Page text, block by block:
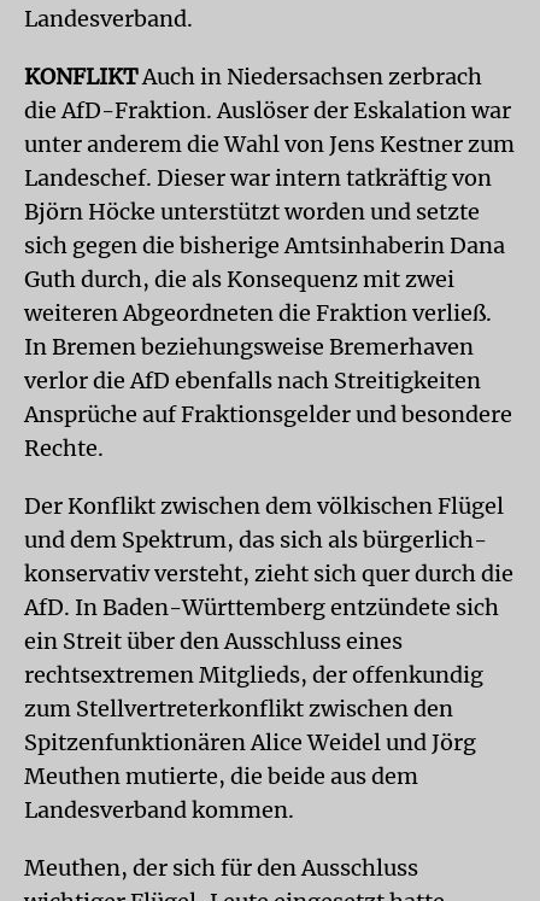
Landesverband.
KONFLIKTAuch in Niedersachsen zerbrach
die AfD-Fraktion. Auslöser der Eskalation war
unter anderem die Wahl von Jens Kestner zum
Landeschef. Dieser war intern tatkräftig von
Björn Höcke unterstützt worden und setzte
sich gegen die bisherige Amtsinhaberin Dana
Guth durch, die als Konsequenz mit zwei
weiteren Abgeordneten die Fraktion verließ.
In Bremen beziehungsweise Bremerhaven
verlor die AfD ebenfalls nach Streitigkeiten
Ansprüche auf Fraktionsgelder und besondere
Rechte.
Der Konflikt zwischen dem völkischen Flügel
und dem Spektrum, das sich als bürgerlich-
konservativ versteht, zieht sich quer durch die
AfD. In Baden-Württemberg entzündete sich
ein Streit über den Ausschluss eines
rechtsextremen Mitglieds, der offenkundig
zum Stellvertreterkonflikt zwischen den
Spitzenfunktionären Alice Weidel und Jörg
Meuthen mutierte, die beide aus dem
Landesverband kommen.
Meuthen, der sich für den Ausschluss